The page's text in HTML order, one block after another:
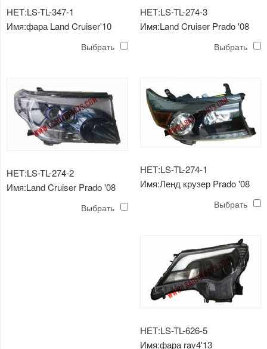
НЕТ:LS-TL-347-1
Имя:фара Land Cruiser'10
Выбрать
НЕТ:LS-TL-274-3
Имя:Land Cruiser Prado '08
Выбрать
НЕТ:LS-TL-274-2
Имя:Land Cruiser Prado '08
FJ200 светодиодный фонарь
Выбрать
НЕТ:LS-TL-274-1
Имя:Ленд крузер Prado '08
Выбрать
НЕТ:LS-TL-626-5
Имя:фара rav4'13